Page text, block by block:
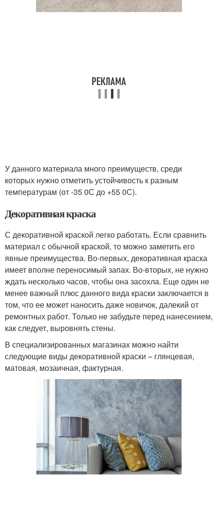
У данного материала много преимуществ, среди
которых нужно отметить устойчивость к разным
температурам (от -35 0С до +55 0С).
Декоративная краска
С декоративной краской легко работать. Если сравнить
материал с обычной краской, то можно заметить его
явные преимущества. Во-первых, декоративная краска
имеет вполне переносимый запах. Во-вторых, не нужно
ждать несколько часов, чтобы она засохла. Еще один не
менее важный плюс данного вида краски заключается в
том, что ее может наносить даже новичок, далекий от
ремонтных работ. Только не забудьте перед нанесением,
как следует, выровнять стены.
В специализированных магазинах можно найти
следующие виды декоративной краски – глянцевая,
матовая, мозаичная, фактурная.